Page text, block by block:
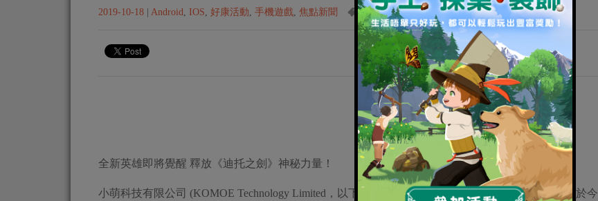
2019-10-18 Android, IOS, 好康活動, 手機遊戲, 焦點新聞 迪托之劍
全新英雄即將覺醒 釋放《迪托之劍》神秘力量！
小萌科技有限公司 (KOMOE Technology Limited，以下簡稱KOMOE GAME) 遊戲代理再傳好消息！於今